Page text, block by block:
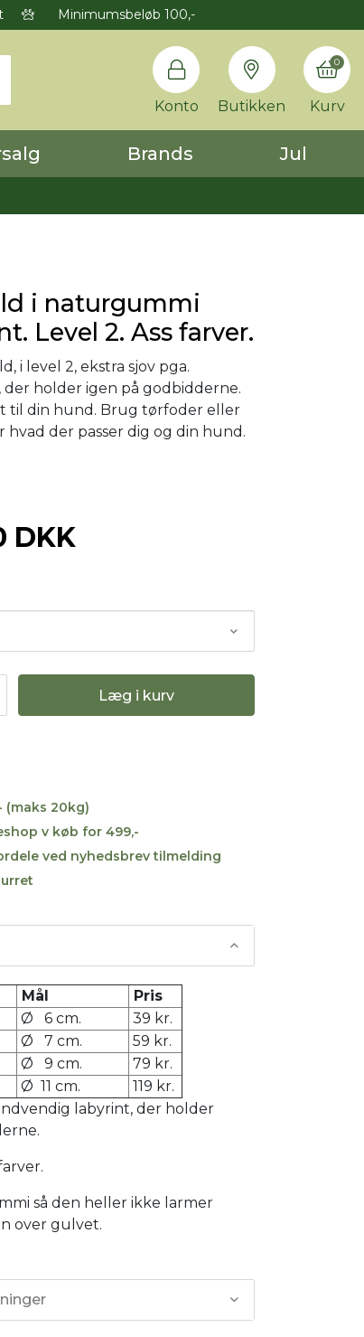
Minimumsbeløb 100,-
Konto Butikken Kurv
0
Brands Jul
i naturgummi
Level 2. Ass farver.
i level 2, ekstra sjov pga.
holder igen på godbidderne.
til din hund. Brug tørfoder eller
der passer dig og din hund.
DKK
Læg i kurv
(maks 20kg)
v køb for 499,-
ved nyhedsbrev tilmelding
Mål
Pris
Ø 6 cm.
39 kr.
Ø 7 cm.
59 kr.
Ø 9 cm.
79 kr.
Ø 11 cm.
119 kr.
labyrint, der holder
så den heller ikke larmer
over gulvet.